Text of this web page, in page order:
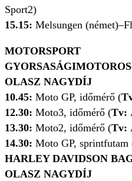
Sport2)
15.15: Melsungen
MOTORSPORT
OLASZ NAGYDÍJ
10.45: Moto GP, időmérő (
12.30: Moto3, időmérő (Tv:
13.30: Moto2, időmérő (Tv:
14.30: Moto GP, sprintfutam
HARLEY DAVIDSON
OLASZ NAGYDÍJ